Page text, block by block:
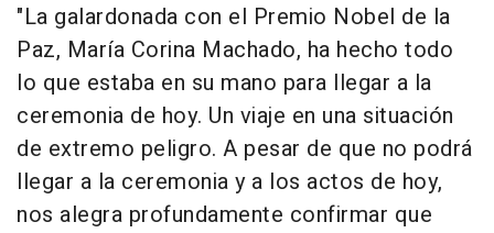
"La galardonada con el Premio Nobel de la
Paz, María Corina Machado, ha hecho todo
lo que estaba en su mano para llegar a la
ceremonia de hoy. Un viaje en una situación
de extremo peligro. A pesar de que no podrá
llegar a la ceremonia y a los actos de hoy,
nos alegra profundamente confirmar que